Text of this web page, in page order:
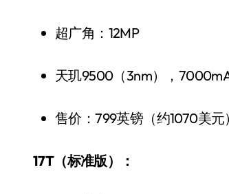
超广角：12MP
天玑9500（3nm），
售价：799英镑（约1070美元）
17T（标准版）：